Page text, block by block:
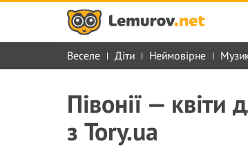
Веселе Діти Неймовірне
Півонії —
з Tory.ua